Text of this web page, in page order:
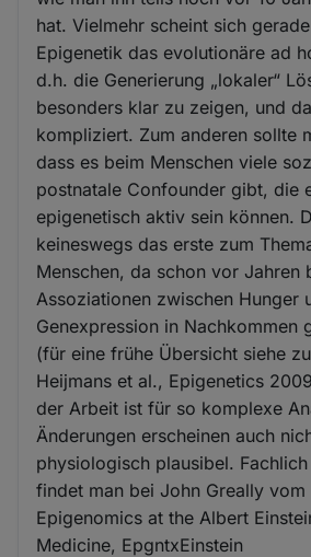
hat. Vielmehr scheint sich
Epigenetik das evolutionäre ad
d.h. die Generierung „lokaler“
besonders klar zu zeigen, und
kompliziert. Zum anderen sollte
dass es beim Menschen viele
postnatale Confounder gibt, die
epigenetisch aktiv sein können.
keineswegs das erste zum
Menschen, da schon vor Jahren
Assoziationen zwischen Hunger
Genexpression in Nachkommen
(für eine frühe Übersicht siehe
Heijmans et al., Epigenetics
der Arbeit ist für so komplexe
Änderungen erscheinen auch
physiologisch plausibel.
findet man bei John Greally
Epigenomics at the Albert
Medicine, EpgntxEinstein